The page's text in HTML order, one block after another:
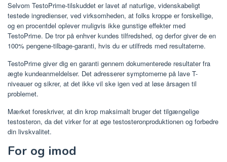
Selvom TestoPrime-tilskuddet er lavet af naturlige, videnskabeligt
testede ingredienser, ved virksomheden, at folks kroppe er forskellige,
og en procentdel oplever muligvis ikke gunstige effekter med
TestoPrime. De tror på enhver kundes tilfredshed, og derfor giver de en
100% pengene-tilbage-garanti, hvis du er utilfreds med resultaterne.
TestoPrime giver dig en garanti gennem dokumenterede resultater fra
ægte kundeanmeldelser. Det adresserer symptomerne på lave T-
niveauer og sikrer, at det ikke vil ske igen ved at løse årsagen til
problemet.
Mærket foreskriver, at din krop maksimalt bruger det tilgængelige
testosteron, da det virker for at øge testosteronproduktionen og forbedre
din livskvalitet.
For og imod